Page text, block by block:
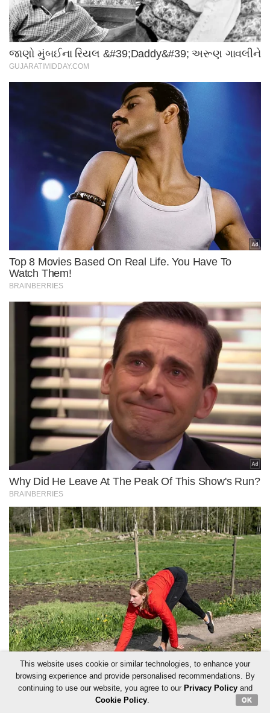
This website uses cookie or similar technologies, to enhance your
browsing experience and provide personalised recommendations. By
continuing to use our website, you agree to our Privacy Policyand
Cookie Policy. OK